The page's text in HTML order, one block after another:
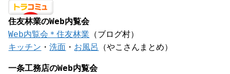
住友林業のWeb内覧会
Web内覧会＊住友林業 （ブログ村）
キッチン ・洗面 ・ お風呂 （やこさんまとめ）
一条工務店のWeb内覧会